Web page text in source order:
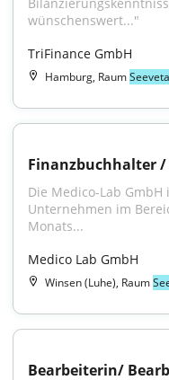
wünschenswert..."
TriFinance GmbH
Hamburg, Raum
Finanzbuchhalter
Die Medico-Lab
Unternehmen im
Monats...
Medico Lab GmbH
Winsen (Luhe), Raum
Bearbeiterin/